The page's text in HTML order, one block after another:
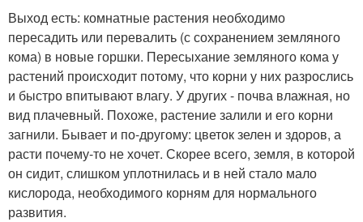
Выход есть: комнатные растения необходимо
пересадить или перевалить (с сохранением земляного
кома) в новые горшки. Пересыхание земляного кома у
растений происходит потому, что корни у них разрослись
и быстро впитывают влагу. У других - почва влажная, но
вид плачевный. Похоже, растение залили и его корни
загнили. Бывает и по-другому: цветок зелен и здоров, а
расти почему-то не хочет. Скорее всего, земля, в которой
он сидит, слишком уплотнилась и в ней стало мало
кислорода, необходимого корням для нормального
развития.